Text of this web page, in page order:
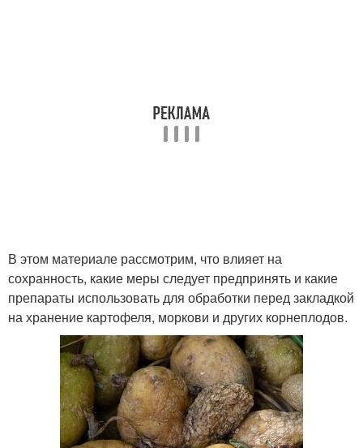
Картофель в яме Картофель на балконе
Картофель для
хранения
Погреба к хранению
Картофель в ящиках Умелое хранение
В этом материале рассмотрим, что влияет на
сохранность, какие меры следует предпринять и какие
препараты использовать для обработки перед закладкой
на хранение картофеля, моркови и других корнеплодов.